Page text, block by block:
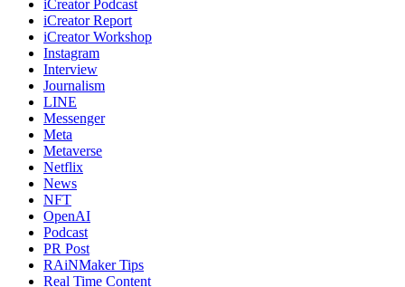
iCreator Podcast
iCreator Report
iCreator Workshop
Instagram
Interview
Journalism
LINE
Messenger
Meta
Metaverse
Netflix
News
NFT
OpenAI
Podcast
PR Post
RAiNMaker Tips
Real Time Content